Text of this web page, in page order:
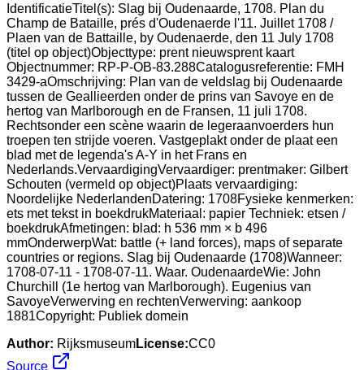
IdentificatieTitel(s): Slag bij Oudenaarde, 1708. Plan du
Champ de Bataille, prés d'Oudenaerde l'11. Juillet 1708 /
Plaen van de Battaille, by Oudenaerde, den 11 July 1708
(titel op object)Objecttype: prent nieuwsprent kaart
Objectnummer: RP-P-OB-83.288Catalogusreferentie: FMH
3429-aOmschrijving: Plan van de veldslag bij Oudenaarde
tussen de Geallieerden onder de prins van Savoye en de
hertog van Marlborough en de Fransen, 11 juli 1708.
Rechtsonder een scène waarin de legeraanvoerders hun
troepen ten strijde voeren. Vastgeplakt onder de plaat een
blad met de legenda's A-Y in het Frans en
Nederlands.VervaardigingVervaardiger: prentmaker: Gilbert
Schouten (vermeld op object)Plaats vervaardiging:
Noordelijke NederlandenDatering: 1708Fysieke kenmerken:
ets met tekst in boekdrukMateriaal: papier Techniek: etsen /
boekdrukAfmetingen: blad: h 536 mm × b 496
mmOnderwerpWat: battle (+ land forces), maps of separate
countries or regions. Slag bij Oudenaarde (1708)Wanneer:
1708-07-11 - 1708-07-11. Waar. OudenaardeWie: John
Churchill (1e hertog van Marlborough). Eugenius van
SavoyeVerwerving en rechtenVerwerving: aankoop
1881Copyright: Publiek domein
Author: RijksmuseumLicense:CC0
Source